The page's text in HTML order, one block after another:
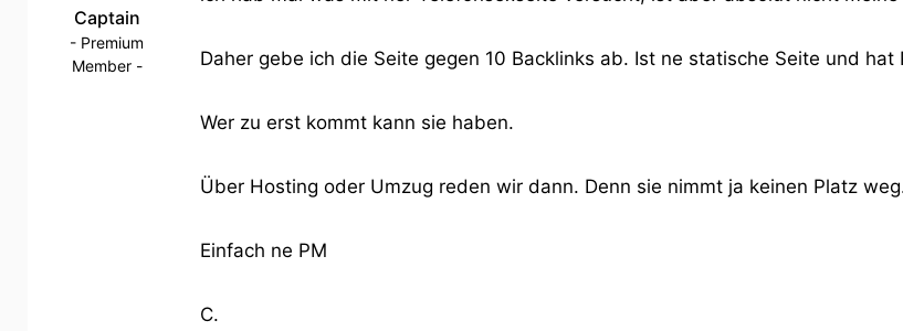
m
Captain
- Premium
Member -
Daher gebe ich die Seite gegen 10 Backlinks ab. Ist ne statische Seite und hat
Wer zu erst kommt kann sie haben.
Über Hosting oder Umzug reden wir dann. Denn sie nimmt ja keinen Platz
Einfach ne PM
C.